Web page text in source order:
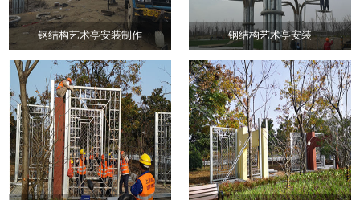
钢结构艺术亭安装制作 钢结构艺术亭安装